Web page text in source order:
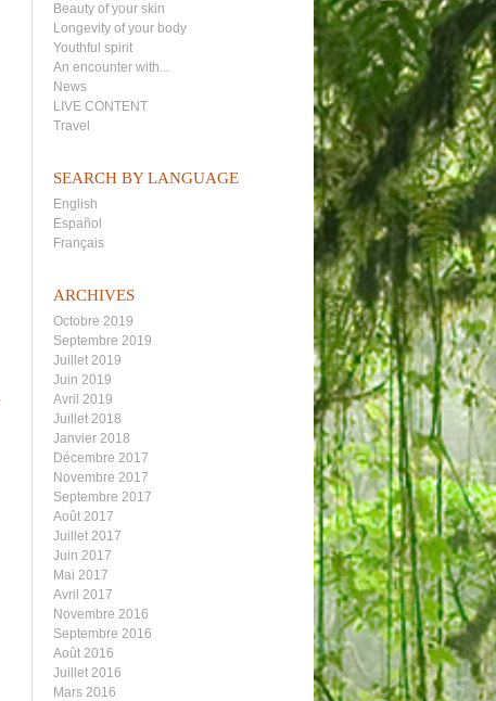
Beauty of your skin
Longevity of your body
Youthful spirit
An encounter with...
News
LIVE CONTENT
Travel
SEARCH BY LANGUAGE
English
Español
Français
ARCHIVES
Octobre 2019
Septembre 2019
Juillet 2019
Juin 2019
Avril 2019
Juillet 2018
Janvier 2018
Décembre 2017
Novembre 2017
Septembre 2017
Août 2017
Juillet 2017
Juin 2017
Mai 2017
Avril 2017
Novembre 2016
Septembre 2016
Août 2016
Juillet 2016
Mars 2016